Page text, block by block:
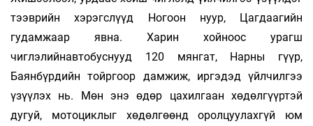
тээврийн хэрэгслүүд Ногоон нуур, Цагдаагийн
гудамжаар явна. Харин хойноос урагш
чиглэлийнавтобуснууд 120 мянгат, Нарны гүүр,
Баянбүрдийн тойргоор дамжиж, иргэдэд үйлчилгээ
үзүүлэх нь. Мөн энэ өдөр цахилгаан хөдөлгүүртэй
дугуй, мотоциклыг хөдөлгөөнд оролцуулахгүй юм